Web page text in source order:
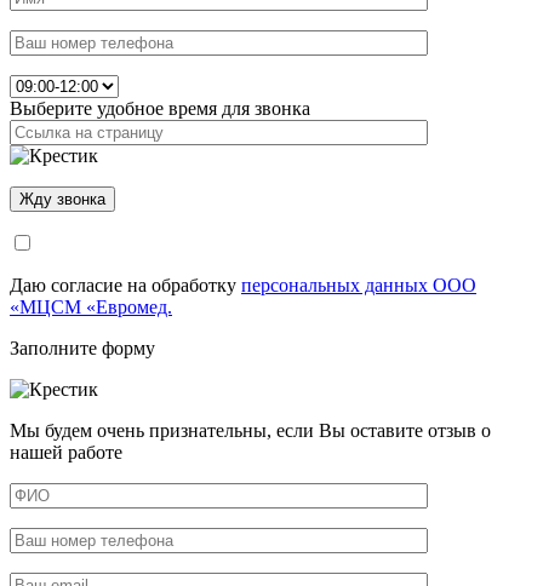
Выберите удобное время для звонка
Даю согласие на обработку персональных данных ООО
«МЦСМ «Евромед.
Заполните форму
Мы будем очень признательны, если Вы оставите отзыв о
нашей работе